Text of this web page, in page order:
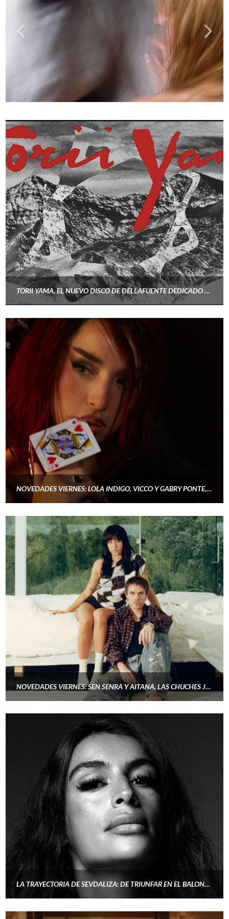
TORII YAMA, EL NUEVO DISCO DE DELLAFUENTE DEDICADO A GRANADA
NOVEDADES VIERNES: LOLA INDIGO, VICCO Y GABRY PONTE, SAM FELDT JUNTO A JVKE Y ANITTA, CHIARA OLIVER, Y LY RAINE
NOVEDADES VIERNES: SEN SENRA Y AITANA, LAS CHUCHES JUNTO A LOLA INDIGO Y OMAR MONTES, VILLANO ANTILLANO, DELLAFUENTE Y AMORE, Y MARÍA BLAYA
LA TRAYECTORIA DE SEVDALIZA: DE TRIUNFAR EN EL BALONCESTO A SER UNA BESTIA MUSICAL